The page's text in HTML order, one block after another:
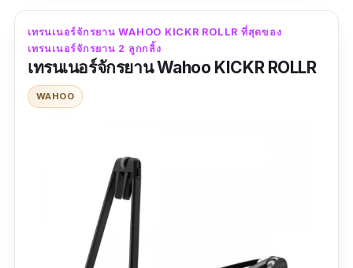
แล้วฝนตกจะไม่ใช่ปัญหาสำหรับการฝึกซ้อมอีกต่อ
ไป
ข้อมูลเฉพาะ
รีวิวจากผู้ใช้จริง:
“สินค้าดี วัดความเร็ววัดระยะทางง่าย เหมาะกับ
สภาพอากาศช่วงนี้ที่ฝนตกบ่อย”
เทรนเนอร์จักรยาน WAHOO KICKR ROLLR ที่สุดของ
เทรนเนอร์จักรยาน 2 ลูกกลิ้ง
เทรนเนอร์จักรยาน Wahoo KICKR ROLLR
WAHOO